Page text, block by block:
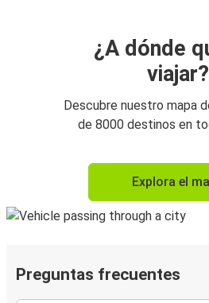
¿A dónde
viajar?
Descubre nuestro mapa
de 8000 destinos en
Explora el
Preguntas frecuentes